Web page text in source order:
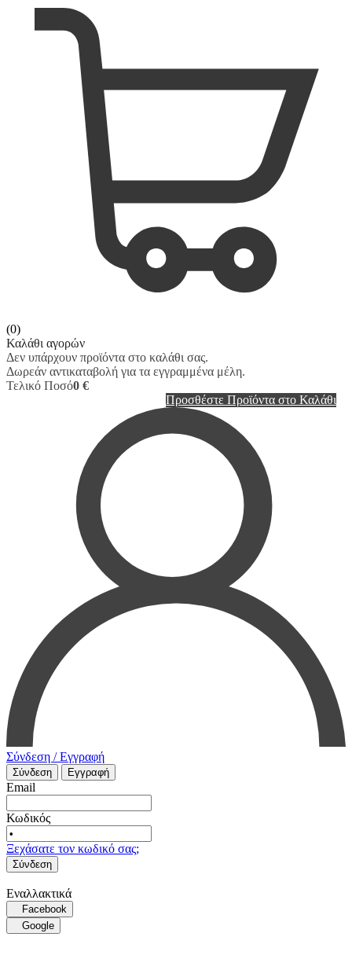
(0)
Καλάθι αγορών
Δεν υπάρχουν προϊόντα στο καλάθι σας.
Δωρεάν αντικαταβολή για τα εγγραμμένα μέλη.
Τελικό Ποσό0 €
Προσθέστε Προϊόντα στο Καλάθι
Σύνδεση / Εγγραφή
Σύνδεση Εγγραφή
Email
Κωδικός
Ξεχάσατε τον κωδικό σας;
Σύνδεση
Εναλλακτικά
Facebook
Google